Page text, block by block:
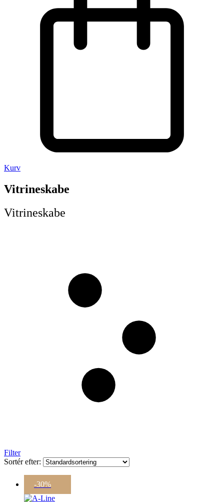
Kurv
Vitrineskabe
Vitrineskabe
Filter
Sortér efter:
-30%